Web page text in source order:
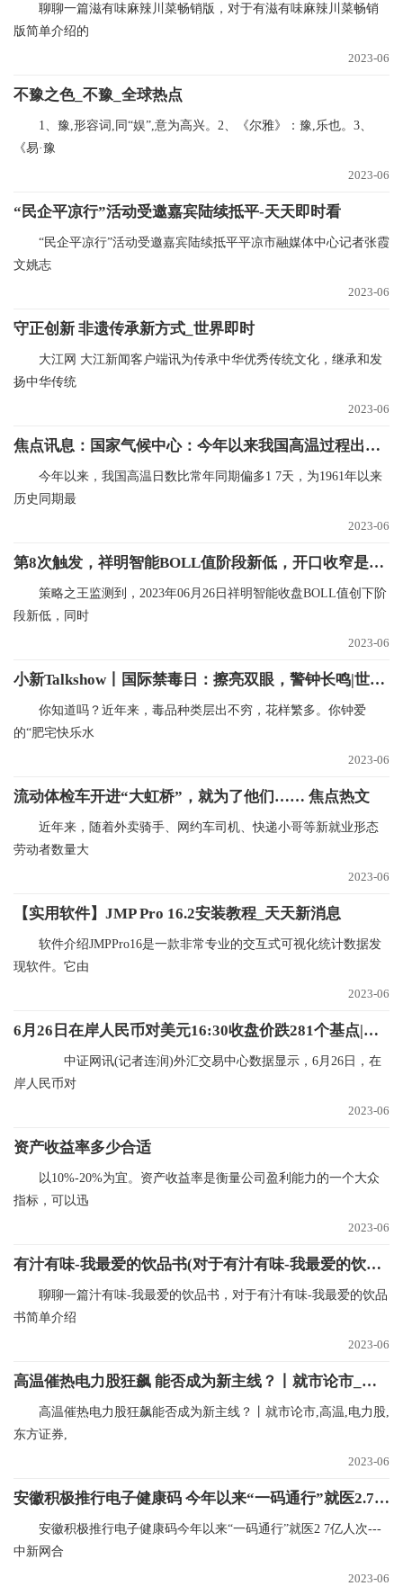
聊聊一篇滋有味麻辣川菜畅销版，对于有滋有味麻辣川菜畅销
版简单介绍的
2023-06
不豫之色_不豫_全球热点
1、豫,形容词,同“娱”,意为高兴。2、《尔雅》：豫,乐也。3、
《易·豫
2023-06
“民企平凉行”活动受邀嘉宾陆续抵平-天天即时看
“民企平凉行”活动受邀嘉宾陆续抵平平凉市融媒体中心记者张霞
文姚志
2023-06
守正创新 非遗传承新方式_世界即时
大江网 大江新闻客户端讯为传承中华优秀传统文化，继承和发
扬中华传统
2023-06
焦点讯息：国家气候中心：今年以来我国高温过程出现时间早、影响范围广、极端性强
今年以来，我国高温日数比常年同期偏多1 7天，为1961年以来
历史同期最
2023-06
第8次触发，祥明智能BOLL值阶段新低，开口收窄是介入良机吗？
策略之王监测到，2023年06月26日祥明智能收盘BOLL值创下阶
段新低，同时
2023-06
小新Talkshow丨国际禁毒日：擦亮双眼，警钟长鸣|世界最新
你知道吗？近年来，毒品种类层出不穷，花样繁多。你钟爱
的“肥宅快乐水
2023-06
流动体检车开进“大虹桥”，就为了他们…… 焦点热文
近年来，随着外卖骑手、网约车司机、快递小哥等新就业形态
劳动者数量大
2023-06
【实用软件】JMP Pro 16.2安装教程_天天新消息
软件介绍JMPPro16是一款非常专业的交互式可视化统计数据发
现软件。它由
2023-06
6月26日在岸人民币对美元16:30收盘价跌281个基点|通讯
中证网讯(记者连润)外汇交易中心数据显示，6月26日，在
岸人民币对
2023-06
资产收益率多少合适
以10%-20%为宜。资产收益率是衡量公司盈利能力的一个大众
指标，可以迅
2023-06
有汁有味-我最爱的饮品书(对于有汁有味-我最爱的饮品书简单介绍)
聊聊一篇汁有味-我最爱的饮品书，对于有汁有味-我最爱的饮品
书简单介绍
2023-06
高温催热电力股狂飙 能否成为新主线？丨就市论市_环球播资讯
高温催热电力股狂飙能否成为新主线？丨就市论市,高温,电力股,
东方证券,
2023-06
安徽积极推行电子健康码 今年以来“一码通行”就医2.7亿人次
安徽积极推行电子健康码今年以来“一码通行”就医2 7亿人次---
中新网合
2023-06